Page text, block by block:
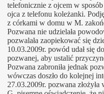
telefonicznie z ojcem w
ojca z telefonu koleżanki.
z córkami w domu w M.
Pozwana nie udzielała
pozwalała zaopiekować się
10.03.2009r. powód udał się
pozwanej, aby ustalić
Pozwana zabroniła jednak
wówczas doszło do kolejnej
27.03.2009r. pozwana